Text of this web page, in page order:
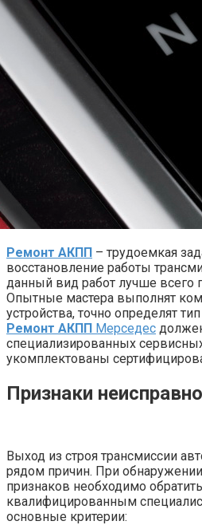
Ремонт АКПП – трудоемкая
восстановление работы
данный вид работ лучше всего
Опытные мастера выполнят
устройства, точно определят
Ремонт АКПП Мерседес
специализированных
укомплектованы
Признаки
Выход из строя трансмиссии
рядом причин. При
признаков необходимо
квалифицированным
основные критерии: